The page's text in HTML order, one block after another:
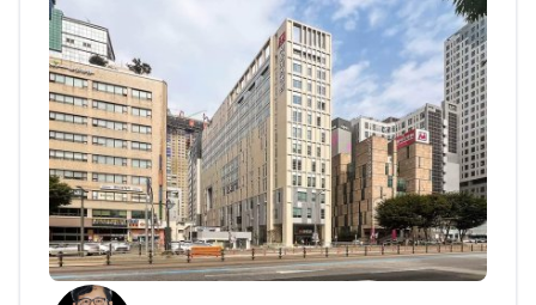
anatomische Planung und
Patientensicherheit. Er strebt ausgewogene,
natürliche Ergebnisse an und passt seine
Techniken an die individuellen
Gesichtsproportionen jedes Patienten an.